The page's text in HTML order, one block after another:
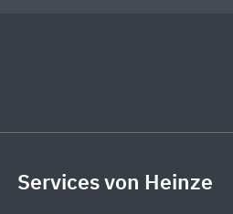
Services von Heinze